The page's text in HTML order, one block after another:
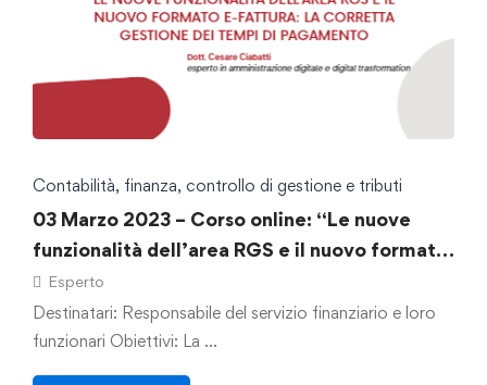
Contabilità, finanza, controllo di gestione e tributi
03 Marzo 2023 – Corso online: “Le nuove
funzionalità dell’area RGS e il nuovo formato
e-fattura: la corretta gestione dei tempi di
pagamento”
Esperto
Destinatari: Responsabile del servizio finanziario e loro
funzionari Obiettivi: La …